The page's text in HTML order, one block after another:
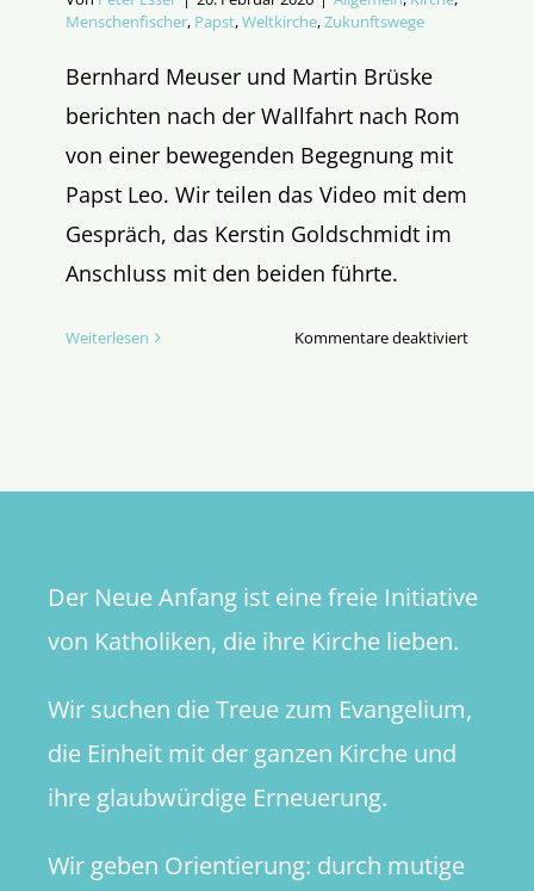
Menschenfischer, Papst,Weltkirche,Zukunftswege
Bernhard Meuser und Martin Brüske
berichten nach der Wallfahrt nach Rom
von einer bewegenden Begegnung mit
Papst Leo. Wir teilen das Video mit dem
Gespräch, das Kerstin Goldschmidt im
Anschluss mit den beiden führte.
Weiterlesen Kommentare deaktiviertfür
Der Neue Anfang ist eine freie Initiative
von Katholiken, die ihre Kirche lieben.
Wir suchen die Treue zum Evangelium,
die Einheit mit der ganzen Kirche und
ihre glaubwürdige Erneuerung.
Wir geben Orientierung: durch mutige